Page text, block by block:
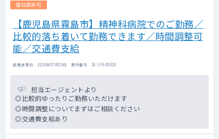
宿日直許可
【鹿児島県霧島市】精神科病院でのご勤務／
比較的落ち着いて勤務できます／時間調整可
能／交通費支給
掲載更新日 : 2026年07月29日 案件番号 : 26-SF645928
担当エージェントより
◎比較的ゆったりご勤務いただけます
◎時間調整についてまずはご相談ください
◎交通費支給あり